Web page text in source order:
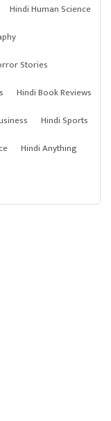
Hindi Human Science
Stories
Hindi Book Reviews
Hindi Sports
Hindi Anything